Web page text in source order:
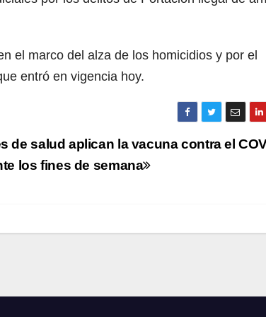
el marco del alza de los homicidios y por el
entró en vigencia hoy.
de salud aplican la vacuna contra el
los fines de semana